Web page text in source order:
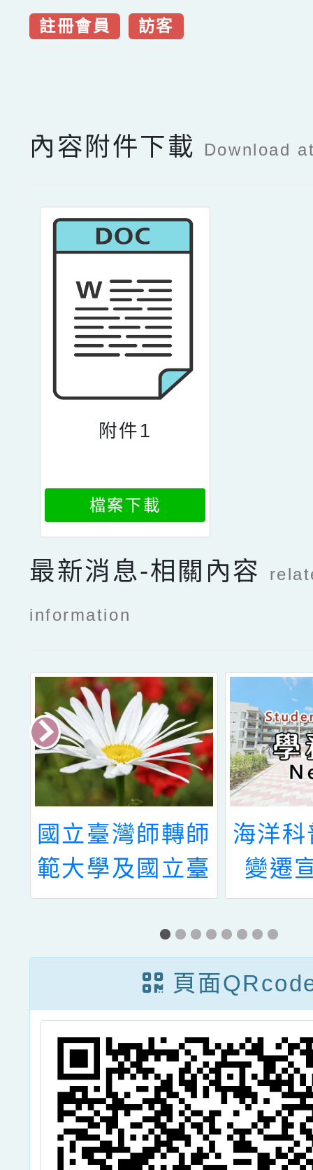
註冊會員 訪客
內容附件下載 Download
附件1
檔案下載
最新消息-相關內容
information
國立臺灣師轉師
範大學及國立臺
灣大學共同辦理
「113年中小學
教師氣候變遷跨
國講習活動」
海洋
變遷
頁面